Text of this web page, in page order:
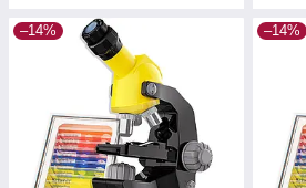
–14% –14%